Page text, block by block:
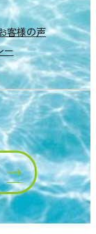
客様の声
ー